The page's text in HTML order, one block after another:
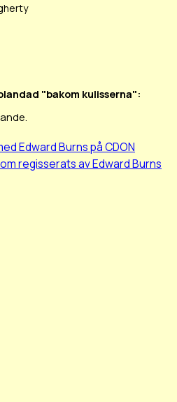
"bakom kulisserna":
Edward Burns på CDON
regisserats av Edward Burns